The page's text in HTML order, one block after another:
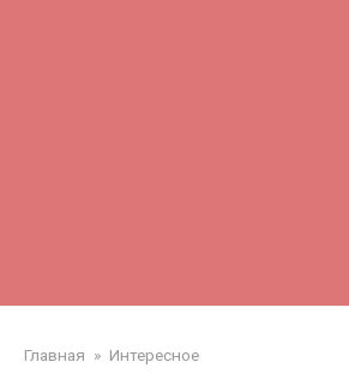
Главная » Интересное